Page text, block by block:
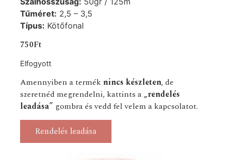
Tűméret: 2,5 – 3,5
Típus: Kötőfonal
750Ft
Elfogyott
Amennyiben a termék nincs készleten, de
szeretnéd megrendelni, kattints a „rendelés
leadása” gombra és vedd fel velem a kapcsolatot.
Rendelés leadása